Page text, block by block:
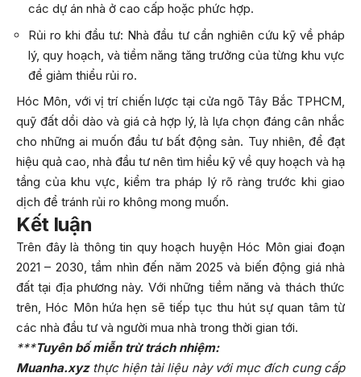
các dự án nhà ở cao cấp hoặc phức hợp.
Rủi ro khi đầu tư: Nhà đầu tư cần nghiên cứu kỹ về pháp
lý, quy hoạch, và tiềm năng tăng trưởng của từng khu vực
để giảm thiểu rủi ro.
Hóc Môn, với vị trí chiến lược tại cửa ngõ Tây Bắc TPHCM,
quỹ đất dồi dào và giá cả hợp lý, là lựa chọn đáng cân nhắc
cho những ai muốn đầu tư bất động sản. Tuy nhiên, để đạt
hiệu quả cao, nhà đầu tư nên tìm hiểu kỹ về quy hoạch và hạ
tầng của khu vực, kiểm tra pháp lý rõ ràng trước khi giao
dịch để tránh rủi ro không mong muốn.
Kết luận
Trên đây là thông tin quy hoạch huyện Hóc Môn giai đoạn
2021 – 2030, tầm nhìn đến năm 2025 và biến động giá nhà
đất tại địa phương này. Với những tiềm năng và thách thức
trên, Hóc Môn hứa hẹn sẽ tiếp tục thu hút sự quan tâm từ
các nhà đầu tư và người mua nhà trong thời gian tới.
***Tuyên bố miễn trừ trách nhiệm:
Muanha.xyzthực hiện tài liệu này với mục đích cung cấp